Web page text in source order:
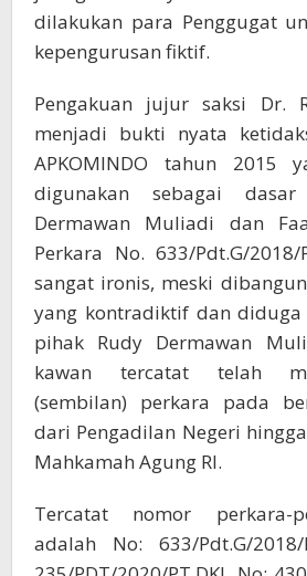
dilakukan para Penggugat
kepengurusan fiktif.
Pengakuan jujur saksi Dr.
menjadi bukti nyata
APKOMINDO tahun 2015
digunakan sebagai
Dermawan Muliadi dan
Perkara No. 633/Pdt.G/2018/
sangat ironis, meski
yang kontradiktif dan
pihak Rudy Dermawan
kawan tercatat telah
(sembilan) perkara pada
dari Pengadilan Negeri
Mahkamah Agung RI.
Tercatat nomor perkara-
adalah No: 633/Pdt.G/2018/